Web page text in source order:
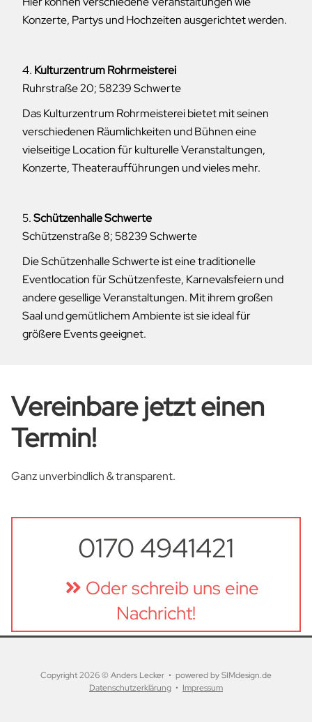
Konzerte, Partys und Hochzeiten ausgerichtet werden.
4. Kulturzentrum Rohrmeisterei
Ruhrstraße 20; 58239 Schwerte
Das Kulturzentrum Rohrmeisterei bietet mit seinen
verschiedenen Räumlichkeiten und Bühnen eine
vielseitige Location für kulturelle Veranstaltungen,
Konzerte, Theateraufführungen und vieles mehr.
5.Schützenhalle Schwerte
Schützenstraße 8; 58239 Schwerte
Die Schützenhalle Schwerte ist eine traditionelle
Eventlocation für Schützenfeste, Karnevalsfeiern und
andere gesellige Veranstaltungen. Mit ihrem großen
Saal und gemütlichem Ambiente ist sie ideal für
größere Events geeignet.
Vereinbare jetzt einen
Termin!
Ganz unverbindlich & transparent.
0170 4941421
Oder schreib uns eine
Nachricht!
Copyright 2026 © Anders Lecker • powered by SIMdesign.de
Datenschutzerklärung • Impressum
Luca
Brauchen Sie Hilfe? Kontaktieren Sie